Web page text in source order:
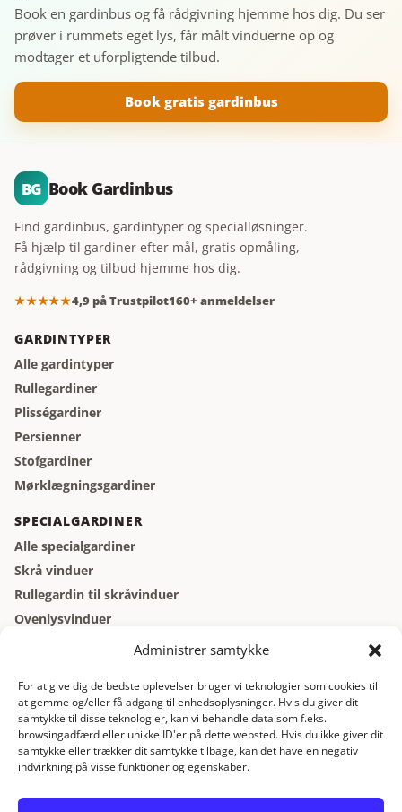
Administrer samtykke
For at give dig de bedste oplevelser bruger vi teknologier som cookies til
at gemme og/eller få adgang til enhedsoplysninger. Hvis du giver dit
samtykke til disse teknologier, kan vi behandle data som f.eks.
browsingadfærd eller unikke ID'er på dette websted. Hvis du ikke giver dit
samtykke eller trækker dit samtykke tilbage, kan det have en negativ
indvirkning på visse funktioner og egenskaber.
Book en gardinbus og få rådgivning hjemme hos dig. Du ser
prøver i rummets eget lys, får målt vinduerne op og
modtager et uforpligtende tilbud.
Book gratis gardinbus
BG Book Gardinbus
Find gardinbus, gardintyper og specialløsninger.
Få hjælp til gardiner efter mål, gratis opmåling,
rådgivning og tilbud hjemme hos dig.
★★★★★4,9 på Trustpilot160+ anmeldelser
GARDINTYPER
Alle gardintyper
Rullegardiner
Plisségardiner
Persienner
Stofgardiner
Mørklægningsgardiner
SPECIALGARDINER
Alle specialgardiner
Skrå vinduer
Rullegardin til skråvinduer
Ovenlysvinduer
Vinduer der åbner indad
GARDINBUS
Gardinbus
Gratis gardinbus
Gratis opmåling
Gardiner online